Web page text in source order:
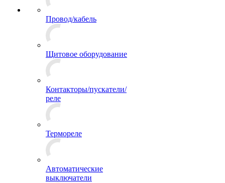
Провод/кабель
Щитовое оборудование
Контакторы/пускатели/
реле
Термореле
Автоматические
выключатели